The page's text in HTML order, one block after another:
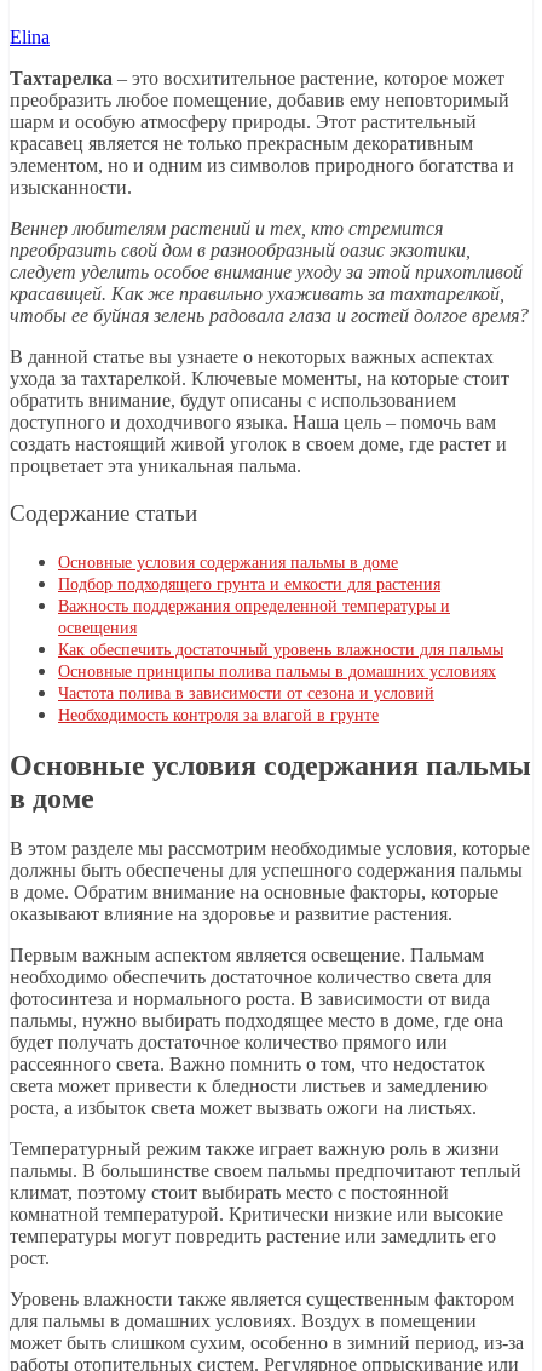
Elina
Тахтарелка – это восхитительное растение, которое может
преобразить любое помещение, добавив ему неповторимый
шарм и особую атмосферу природы. Этот растительный
красавец является не только прекрасным декоративным
элементом, но и одним из символов природного богатства и
изысканности.
Веннер любителям растений и тех, кто стремится
преобразить свой дом в разнообразный оазис экзотики,
следует уделить особое внимание уходу за этой прихотливой
красавицей. Как же правильно ухаживать за тахтарелкой,
чтобы ее буйная зелень радовала глаза и гостей долгое время?
В данной статье вы узнаете о некоторых важных аспектах
ухода за тахтарелкой. Ключевые моменты, на которые стоит
обратить внимание, будут описаны с использованием
доступного и доходчивого языка. Наша цель – помочь вам
создать настоящий живой уголок в своем доме, где растет и
процветает эта уникальная пальма.
Содержание статьи
Основные условия содержания пальмы в доме
Подбор подходящего грунта и емкости для растения
Важность поддержания определенной температуры и
освещения
Как обеспечить достаточный уровень влажности для пальмы
Основные принципы полива пальмы в домашних условиях
Частота полива в зависимости от сезона и условий
Необходимость контроля за влагой в грунте
Основные условия содержания пальмы
в доме
В этом разделе мы рассмотрим необходимые условия, которые
должны быть обеспечены для успешного содержания пальмы
в доме. Обратим внимание на основные факторы, которые
оказывают влияние на здоровье и развитие растения.
Первым важным аспектом является освещение. Пальмам
необходимо обеспечить достаточное количество света для
фотосинтеза и нормального роста. В зависимости от вида
пальмы, нужно выбирать подходящее место в доме, где она
будет получать достаточное количество прямого или
рассеянного света. Важно помнить о том, что недостаток
света может привести к бледности листьев и замедлению
роста, а избыток света может вызвать ожоги на листьях.
Температурный режим также играет важную роль в жизни
пальмы. В большинстве своем пальмы предпочитают теплый
климат, поэтому стоит выбирать место с постоянной
комнатной температурой. Критически низкие или высокие
температуры могут повредить растение или замедлить его
рост.
Уровень влажности также является существенным фактором
для пальмы в домашних условиях. Воздух в помещении
может быть слишком сухим, особенно в зимний период, из-за
работы отопительных систем. Регулярное опрыскивание или